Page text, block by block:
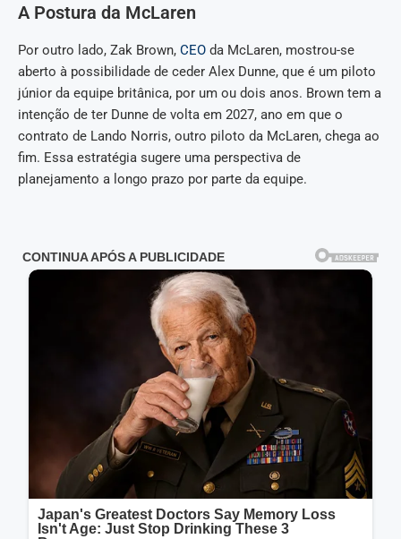
A Postura da McLaren
Por outro lado, Zak Brown, CEO da McLaren, mostrou-se
aberto à possibilidade de ceder Alex Dunne, que é um piloto
júnior da equipe britânica, por um ou dois anos. Brown tem a
intenção de ter Dunne de volta em 2027, ano em que o
contrato de Lando Norris, outro piloto da McLaren, chega ao
fim. Essa estratégia sugere uma perspectiva de
planejamento a longo prazo por parte da equipe.